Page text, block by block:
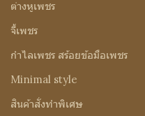
ต่างหูเพชร
จี้เพชร
กำไลเพชร สร้อยข้อมือเพชร
Minimal style
สินค้าสั่งทำพิเศษ